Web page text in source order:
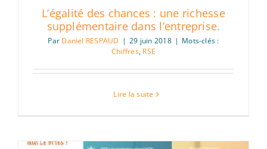
L’égalité des chances : une richesse
supplémentaire dans l’entreprise.
Par Daniel RESPAUD | 29 juin 2018 | Mots-clés :
Chiffres, RSE
Lire la suite